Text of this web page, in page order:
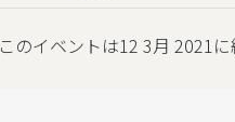
このイベントは12 3月 2021